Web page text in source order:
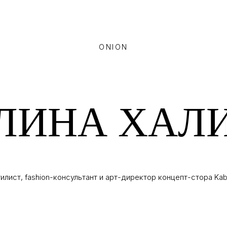
ONION
fashion-консультант и арт-директор концепт-стора